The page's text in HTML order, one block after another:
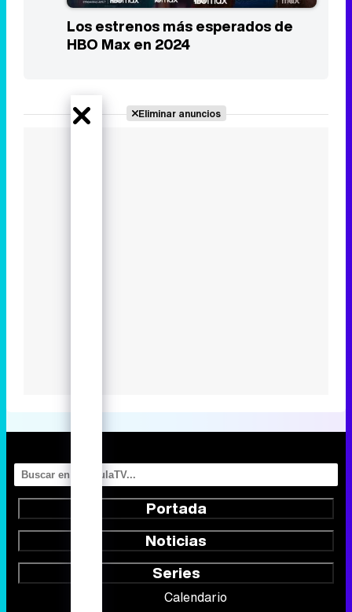
Los estrenos más esperados de
HBO Max en 2024
Eliminar anuncios
Portada
Noticias
Series
Calendario